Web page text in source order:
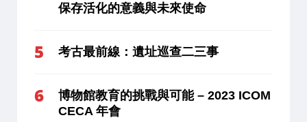
保存活化的意義與未來使命
考古最前線：遺址巡查二三事
博物館教育的挑戰與可能 – 2023 ICOM
CECA 年會